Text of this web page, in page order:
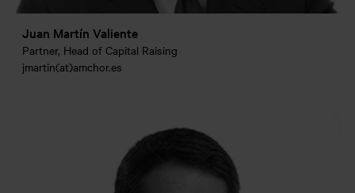
Juan Martín Valiente
Partner, Head of Capital Raising
jmartin(at)amchor.es